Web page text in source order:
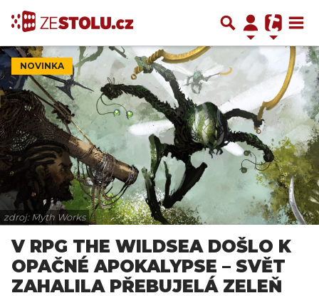
NOVINKA
zdroj: Myth Works
V RPG THE WILDSEA DOŠLO K
OPAČNÉ APOKALYPSE – SVĚT
ZAHALILA PŘEBUJELÁ ZELEŇ